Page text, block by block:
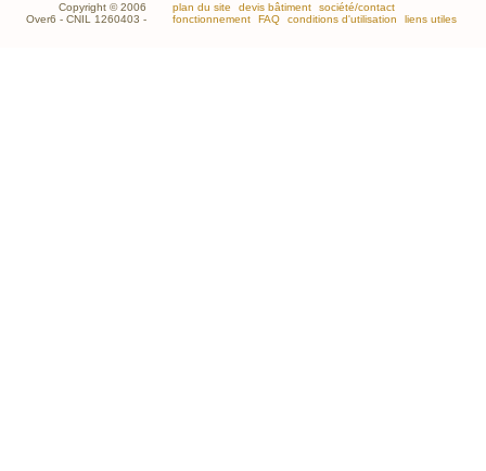
Copyright © 2006
Over6 - CNIL 1260403 -
plan du site devis bâtiment
société/contact
fonctionnement
FAQ conditions d'utilisation liens utiles